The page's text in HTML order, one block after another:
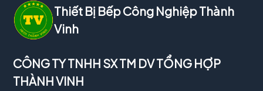
Thiết Bị Bếp Công Nghiệp Thành
Vinh
CÔNG TY TNHH SX TM DV TỔNG HỢP
THÀNH VINH